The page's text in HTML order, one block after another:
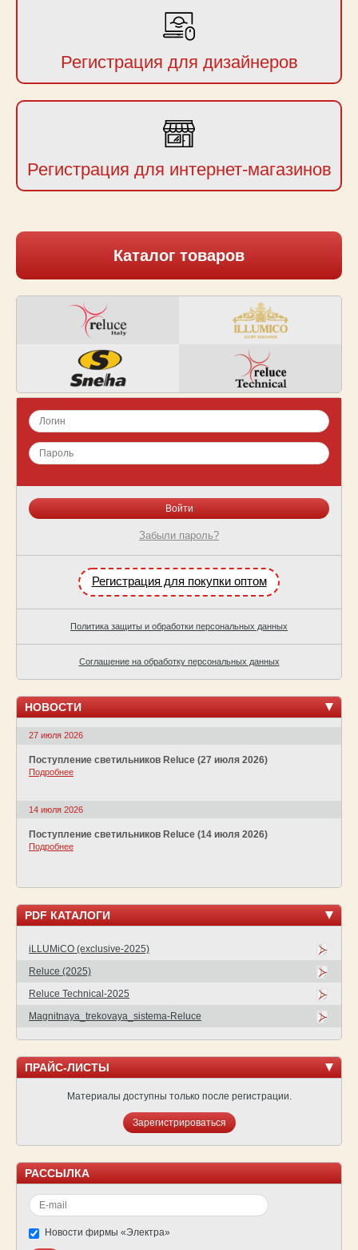
Регистрация для дизайнеров
Регистрация для интернет-магазинов
Каталог товаров
Забыли пароль?
Регистрация для покупки оптом
Политика защиты и обработки персональных данных
Соглашение на обработку персональных данных
НОВОСТИ
27 июля 2026
Поступление светильников Reluce (27 июля 2026)
Подробнее
14 июля 2026
Поступление светильников Reluce (14 июля 2026)
Подробнее
PDF КАТАЛОГИ
iLLUMiCO (exclusive-2025)
Reluce (2025)
Reluce Technical-2025
Magnitnaya_trekovaya_sistema-Reluce
ПРАЙС-ЛИСТЫ
Материалы доступны только после регистрации.
Зарегистрироваться
РАССЫЛКА
Новости фирмы «Электра»